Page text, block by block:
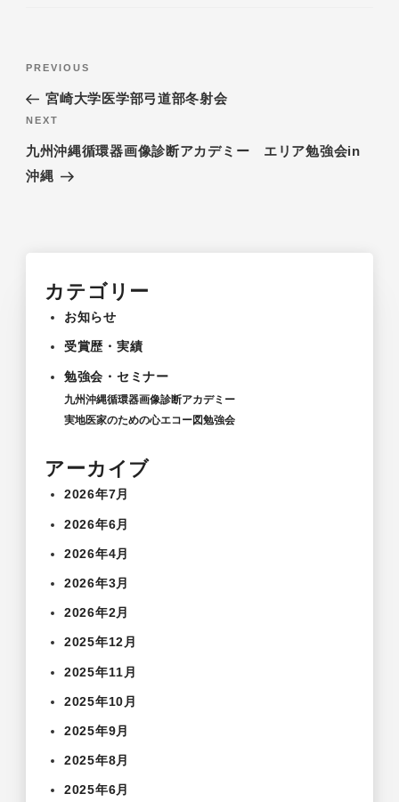
PREVIOUS
宮崎大学医学部弓道部冬射会
NEXT
九州沖縄循環器画像診断アカデミー エリア勉強会in
沖縄
カテゴリー
お知らせ
受賞歴・実績
勉強会・セミナー
九州沖縄循環器画像診断アカデミー
実地医家のための心エコー図勉強会
アーカイブ
2026年7月
2026年6月
2026年4月
2026年3月
2026年2月
2025年12月
2025年11月
2025年10月
2025年9月
2025年8月
2025年6月